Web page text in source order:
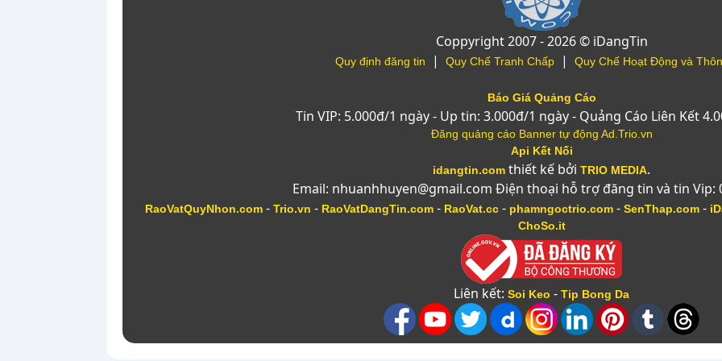
Coppyright 2007 - 2026 © iDangTin
Quy định đăng tin | Quy Chế Tranh Chấp | Quy Chế Hoạt Động và
Báo Giá Quảng Cáo
Tin VIP: 5.000đ/1 ngày - Up tin: 3.000đ/1 ngày - Quảng Cáo Liên Kết
Đăng quảng cáo Banner tự động Ad.Trio.vn
Api Kết Nối
idangtin.com thiết kế bởi TRIO MEDIA.
Email: nhuanhhuyen@gmail.com Điện thoại hỗ trợ đăng tin và tin Vip:
RaoVatQuyNhon.com- Trio.vn - RaoVatDangTin.com- RaoVat.cc- phamngoctrio.com- SenThap.com-
ChoSo.it
Liên kết: Soi Keo - Tip Bong Da